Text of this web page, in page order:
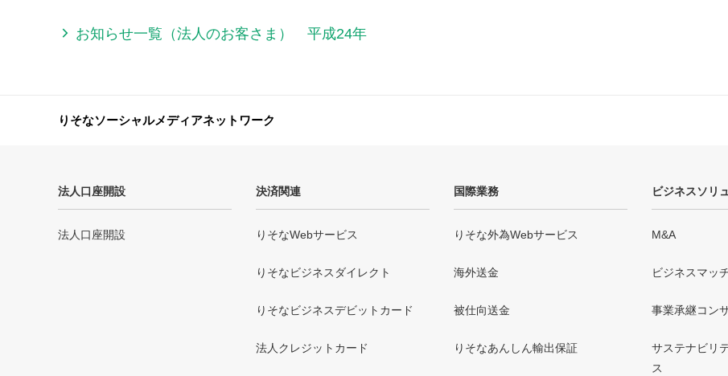
お知らせ一覧（法人のお客さま） 平成24年
りそなソーシャルメディアネットワーク
法人口座開設
法人口座開設
決済関連
りそなWebサービス
りそなビジネスダイレクト
りそなビジネスデビットカード
法人クレジットカード
国際業務
りそな外為Webサービス
海外送金
被仕向送金
りそなあんしん輸出保証
ビジネスソリ
M&A
ビジネスマッ
事業承継コン
サステナビリ
ス